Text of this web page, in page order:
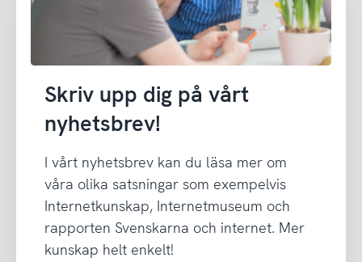
Skriv upp dig på vårt
nyhetsbrev!
I vårt nyhetsbrev kan du läsa mer om
våra olika satsningar som exempelvis
Internetkunskap, Internetmuseum och
rapporten Svenskarna och internet. Mer
kunskap helt enkelt!